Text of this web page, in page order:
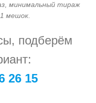
минимальный тираж
мешок.
подберём
26 15